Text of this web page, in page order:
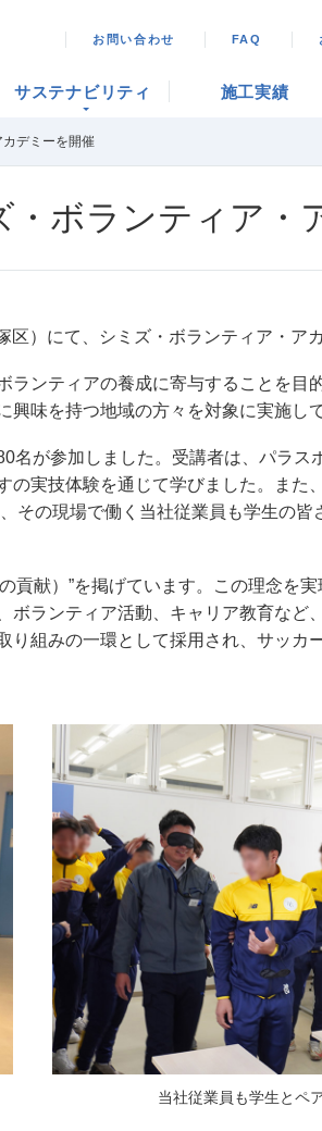
お問い合わせ FAQ
サステナビリティ 施工実績
カデミーを開催
・ボランティア・
）にて、シミズ・ボランティア・ア
ンティアの養成に寄与することを目
味を持つ地域の方々を対象に実施し
が参加しました。受講者は、パラス
実技体験を通じて学びました。また
の現場で働く当社従業員も学生の皆
貢献）”を掲げています。この理念を
ランティア活動、キャリア教育など
組みの一環として採用され、サッカ
当社従業員も学生とペ